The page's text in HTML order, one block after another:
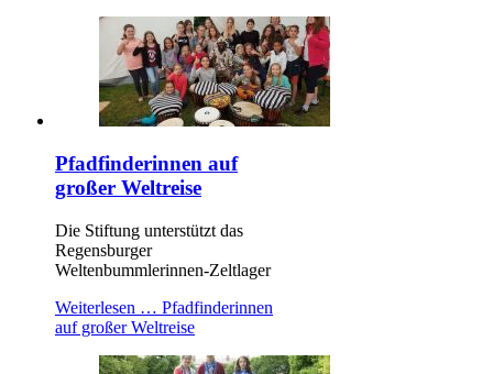
Pfadfinderinnen auf
großer Weltreise
Die Stiftung unterstützt das
Regensburger
Weltenbummlerinnen-Zeltlager
Weiterlesen … Pfadfinderinnen
auf großer Weltreise